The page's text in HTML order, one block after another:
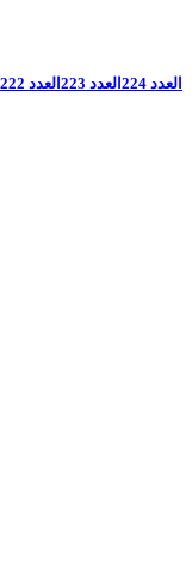
العدد 224 العدد 223 العدد 222